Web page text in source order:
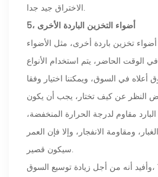
الاختراق جيد جدا.
5، أضواء التخزين الباردة الأخرى
تخزين باردة أخرى، مثل الأضواء
الوقت الحاضر، يتم استخدام الأنواع
أعلاه في السوق، ويمكننا اختيار وفقا
النظر عن كيف تختار، يجب أن يكون
مقاوم لدرجة الحرارة المنخفضة،
ومقاومة الانفجار، وإلا فإن العمر
سيكون قصير.
وأفيد أنه من أجل زيادة توسيع السوق، Yiqiang ستظهر أضواء